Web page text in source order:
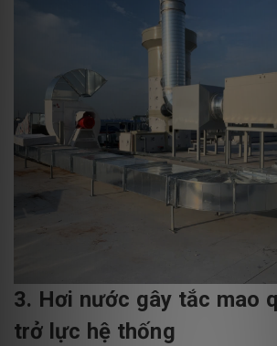
3. Hơi nước gây tắc mao
trở lực hệ thống